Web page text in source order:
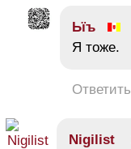
Ьїъ
Я тоже.
Ответить
Nigilist